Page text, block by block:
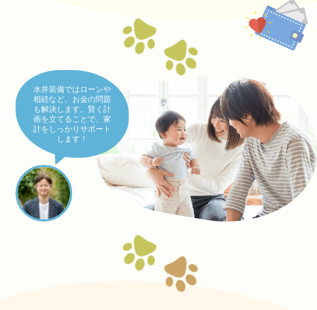
水井装備ではローンや
相続など、お金の問題
も解決します。賢く計
画を立てることで、家
計をしっかりサポート
します！